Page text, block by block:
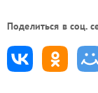
Поделиться в соц.